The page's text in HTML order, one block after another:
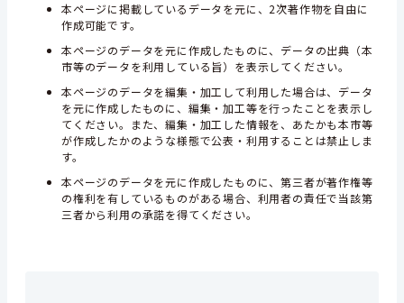
本ページに掲載しているデータを元に、2次著作物を自由に
作成可能です。
本ページのデータを元に作成したものに、データの出典（本
市等のデータを利用している旨）を表示してください。
本ページのデータを編集・加工して利用した場合は、データ
を元に作成したものに、編集・加工等を行ったことを表示し
てください。また、編集・加工した情報を、あたかも本市等
が作成したかのような様態で公表・利用することは禁止しま
す。
本ページのデータを元に作成したものに、第三者が著作権等
の権利を有しているものがある場合、利用者の責任で当該第
三者から利用の承諾を得てください。